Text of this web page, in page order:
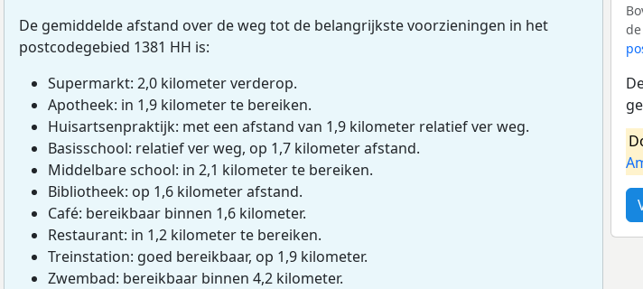
De gemiddelde afstand over de weg tot de belangrijkste voorzieningen in het
postcodegebied 1381 HH is:
Supermarkt: 2,0 kilometer verderop.
Apotheek: in 1,9 kilometer te bereiken.
Huisartsenpraktijk: met een afstand van 1,9 kilometer relatief ver weg.
Basisschool: relatief ver weg, op 1,7 kilometer afstand.
Middelbare school: in 2,1 kilometer te bereiken.
Bibliotheek: op 1,6 kilometer afstand.
Café: bereikbaar binnen 1,6 kilometer.
Restaurant: in 1,2 kilometer te bereiken.
Treinstation: goed bereikbaar, op 1,9 kilometer.
Zwembad: bereikbaar binnen 4,2 kilometer.